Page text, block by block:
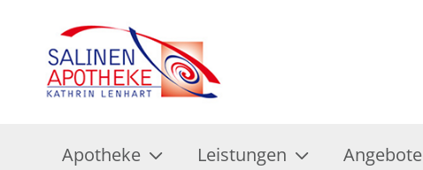
Apotheke Leistungen Angebote